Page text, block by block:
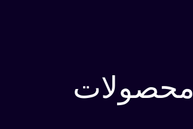
محصولات